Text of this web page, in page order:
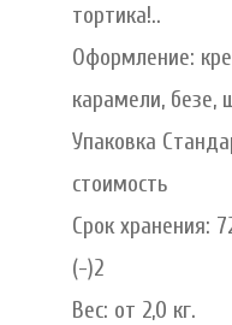
тортика!..
Оформление:
карамели, безе,
Упаковка
стоимость
Срок хранения:
(-)2
Вес: от 2,0 кг.